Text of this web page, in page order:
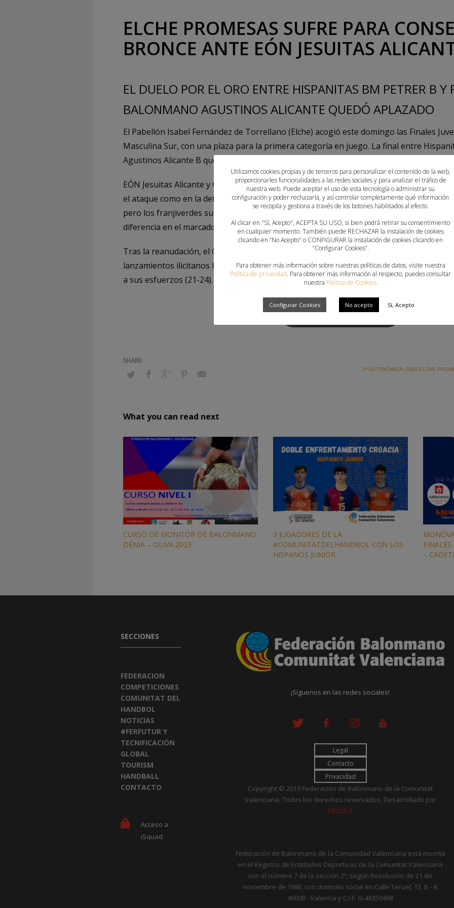
ELCHE PROMESAS SUFRE PARA
BRONCE ANTE EÓN JESUITAS
EL DUELO POR EL ORO ENTRE HISPANITAS BM PETRER B Y
BALONMANO AGUSTINOS ALICANTE QUEDÓ APLAZADO
El Pabellón Isabel Fernández de Torrellano (Elche) acogió este domingo las Finales
Masculina Sur, con una plaza para la primera categoría en juego. La final entre
Agustinos Alicante B quedó aplazada, pero el duelo por el tercer y cuarto puesto sí se
EÓN Jesuitas Alicante y CBM Elche Promesas protagonizaron un auténtico partidazo
el ataque como en la defensa de ambas escuadras. Los alicantinos comenzaron
pero los franjiverdes supieron reaccionar y recortar distancias para marcharse a
diferencia en el marcador (12-11).
Tras la reanudación, el CBM Elche Promesas salió convencido a dar la vuelta al
lanzamientos ilicitanos hizo mella sobre los alicantinos, que no pudieron impedir la
a sus esfuerzos (21-24).
GALERÍA DE IMÁGENES
2ª AUTONÓMICA
CBM ELCHE
What you can read next
CURSO DE MONITOR DE BALONMANO
DÉNIA – OLIVA 2023
3 JUGADORES DE LA
#COMUNITATDELHANDBOL CON LOS
HISPANOS JUNIOR
FINALES
–
SECCIONES
FEDERACION
COMPETICIONES
COMUNITAT DEL
HANDBOL
NOTICIAS
#FERFUTUR Y
TECNIFICACIÓN
GLOBAL
TOURISM
HANDBALL
CONTACTO
Acceso a
iSquad
¡Síguenos en las redes sociales!
Legal
Contacto
Privacidad
Copyright © 2019 Federación de Balonmano de la Comunitat
Valenciana. Todos los derechos reservados. Desarrollado por
TOOOLS.
Federación de Balonmano de la Comunidad Valenciana está inscrita
en el Registro de Entidades Deportivas de la Comunitat Valenciana
con el número 7 de la sección 2ª, según Resolución de 21 de
noviembre de 1986, con domicilio social en Calle Teruel, 15, B - 4;
46008 - Valencia y C.I.F. G-46350468
Utilizamos cookies propias y de terceros para personalizar el contenido de la web,
proporcionarles funcionalidades a las redes sociales y para analizar el tráfico de
nuestra web. Puede aceptar el uso de esta tecnología o administrar su
configuración y poder rechazarla, y así controlar completamente qué información
se recopila y gestiona a través de los botones habilitados al efecto.
Al clicar en "Sí, Acepto", ACEPTA SU USO, si bien podrá retirar su consentimiento
en cualquier momento. También puede RECHAZAR la instalación de cookies
clicando en “No Acepto" o CONFIGURAR la instalación de cookies clicando en
“Configurar Cookies”.
Para obtener más información sobre nuestras políticas de datos, visite nuestra
Política de privacidad. Para obtener más información al respecto, puedes consultar
nuestra Política de Cookies.
Configurar Cookies No acepto Sí, Acepto